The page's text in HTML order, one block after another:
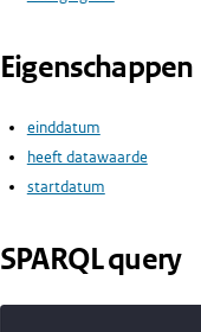
Eigenschappen
einddatum
heeft datawaarde
startdatum
SPARQL query